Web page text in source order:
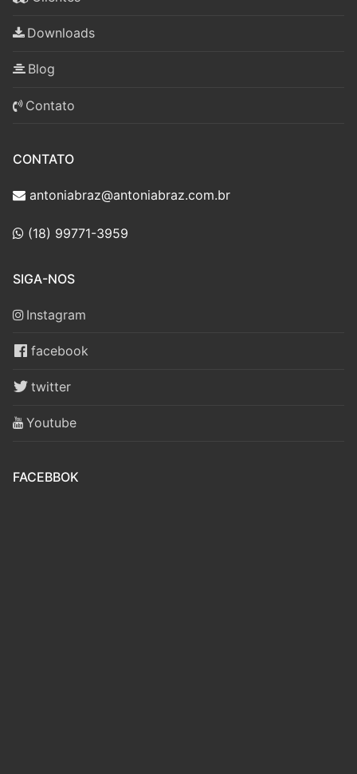
Downloads
Blog
Contato
CONTATO
antoniabraz@antoniabraz.com.br
(18) 99771-3959
SIGA-NOS
Instagram
facebook
twitter
Youtube
FACEBBOK